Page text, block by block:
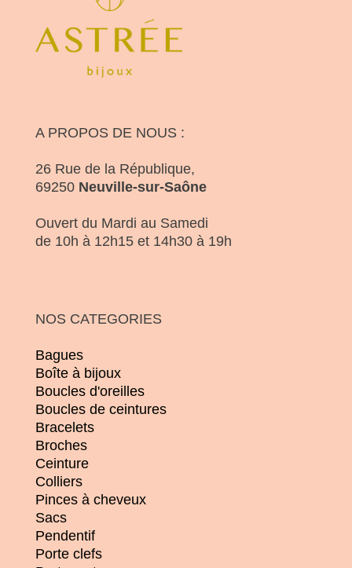
A PROPOS DE NOUS :
26 Rue de la République,
69250 Neuville-sur-Saône
Ouvert du Mardi au Samedi
de 10h à 12h15 et 14h30 à 19h
NOS CATEGORIES
Bagues
Boîte à bijoux
Boucles d'oreilles
Boucles de ceintures
Bracelets
Broches
Ceinture
Colliers
Pinces à cheveux
Sacs
Pendentif
Porte clefs